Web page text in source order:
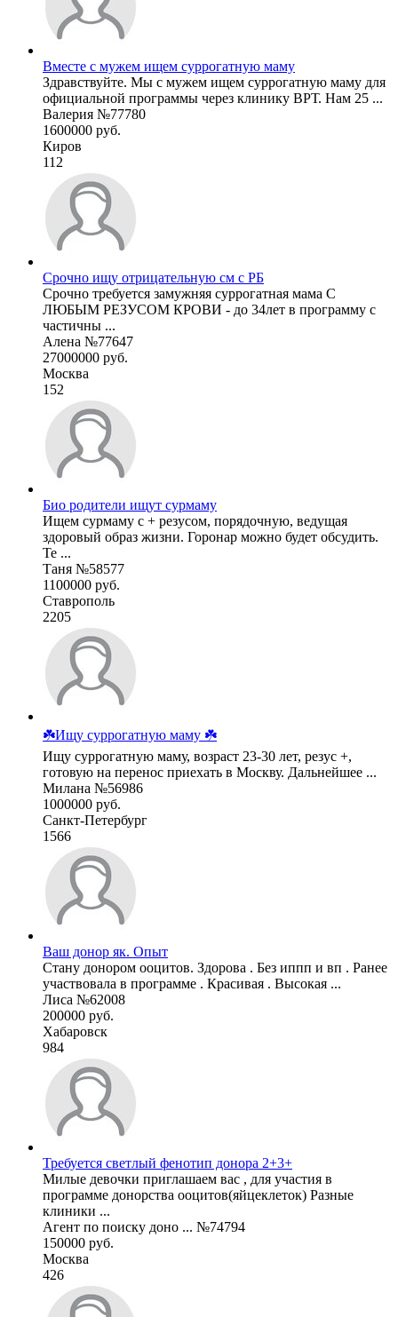
Вместе с мужем ищем суррогатную маму
Здравствуйте. Мы с мужем ищем суррогатную маму для
официальной программы через клинику ВРТ. Нам 25 ...
Валерия №77780
1600000 руб.
Киров
112
Срочно ищу отрицательную см с РБ
Срочно требуется замужняя суррогатная мама С
ЛЮБЫМ РЕЗУСОМ КРОВИ - до 34лет в программу с
частичны ...
Алена №77647
27000000 руб.
Москва
152
Био родители ищут сурмаму
Ищем сурмаму с + резусом, порядочную, ведущая
здоровый образ жизни. Горонар можно будет обсудить.
Те ...
Таня №58577
1100000 руб.
Ставрополь
2205
☘️Ищу суррогатную маму ☘️
Ищу суррогатную маму, возраст 23-30 лет, резус +,
готовую на перенос приехать в Москву. Дальнейшее ...
Милана №56986
1000000 руб.
Санкт-Петербург
1566
Ваш донор як. Опыт
Стану донором ооцитов. Здорова . Без иппп и вп . Ранее
участвовала в программе . Красивая . Высокая ...
Лиса №62008
200000 руб.
Хабаровск
984
Требуется светлый фенотип донора 2+3+
Милые девочки приглашаем вас , для участия в
программе донорства ооцитов(яйцеклеток) Разные
клиники ...
Агент по поиску доно ... №74794
150000 руб.
Москва
426